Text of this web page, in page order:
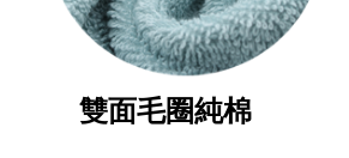
雙面毛圈純棉